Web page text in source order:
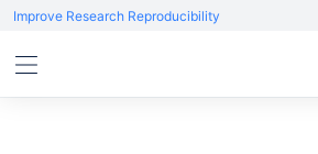
Improve Research Reproducibility